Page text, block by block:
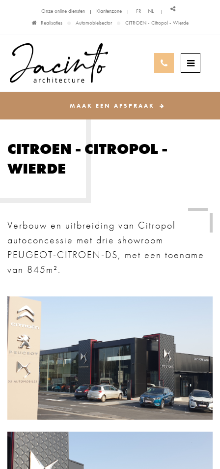
Onze online diensten Klantenzone FR
NL
Realisaties
Automobielsector CITROEN - Citropol - Wierde
MAAK EEN AFSPRAAK
CITROEN - CITROPOL -
WIERDE
Verbouw en uitbreiding van Citropol
autoconcessie met drie showroom
PEUGEOT-CITROEN-DS, met een toename
van 845m².